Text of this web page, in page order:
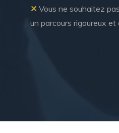
✕ Vous ne souhaitez
un parcours rigoureux et